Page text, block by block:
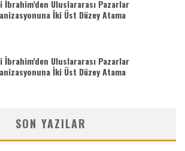
İbrahim’den Uluslararası Pazarlar
İki Üst Düzey Atama
İbrahim’den Uluslararası Pazarlar
İki Üst Düzey Atama
SON YAZILAR